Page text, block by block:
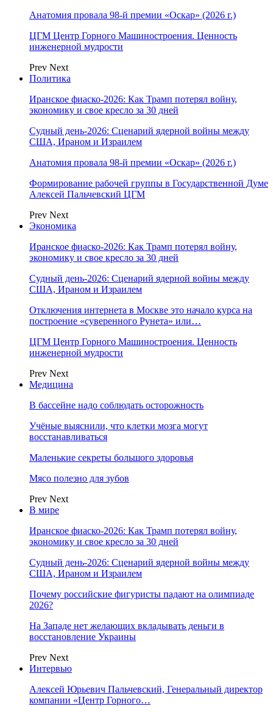
Анатомия провала 98-й премии «Оскар» (2026 г.)
ЦГМ Центр Горного Машиностроения. Ценность
инженерной мудрости
Prev Next
Политика
Иранское фиаско-2026: Как Трамп потерял войну,
экономику и свое кресло за 30 дней
Судный день-2026: Сценарий ядерной войны между
США, Ираном и Израилем
Анатомия провала 98-й премии «Оскар» (2026 г.)
Формирование рабочей группы в Государственной Думе
Алексей Пальчевский ЦГМ
Prev Next
Экономика
Иранское фиаско-2026: Как Трамп потерял войну,
экономику и свое кресло за 30 дней
Судный день-2026: Сценарий ядерной войны между
США, Ираном и Израилем
Отключения интернета в Москве это начало курса на
построение «суверенного Рунета» или…
ЦГМ Центр Горного Машиностроения. Ценность
инженерной мудрости
Prev Next
Медицина
В бассейне надо соблюдать осторожность
Учёные выяснили, что клетки мозга могут
восстанавливаться
Маленькие секреты большого здоровья
Мясо полезно для зубов
Prev Next
В мире
Иранское фиаско-2026: Как Трамп потерял войну,
экономику и свое кресло за 30 дней
Судный день-2026: Сценарий ядерной войны между
США, Ираном и Израилем
Почему российские фигуристы падают на олимпиаде
2026?
На Западе нет желающих вкладывать деньги в
восстановление Украины
Prev Next
Интервью
Алексей Юрьевич Пальчевский, Генеральный директор
компании «Центр Горного…